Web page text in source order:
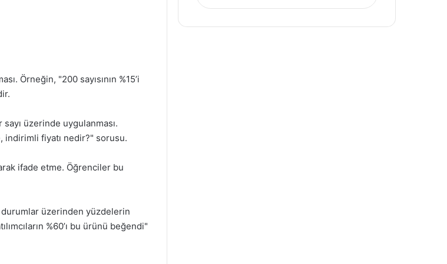
Örneğin, "200 sayısının %15’i
üzerinde uygulanması.
indirimli fiyatı nedir?" sorusu.
ifade etme. Öğrenciler bu
durumlar üzerinden yüzdelerin
%60’ı bu ürünü beğendi"